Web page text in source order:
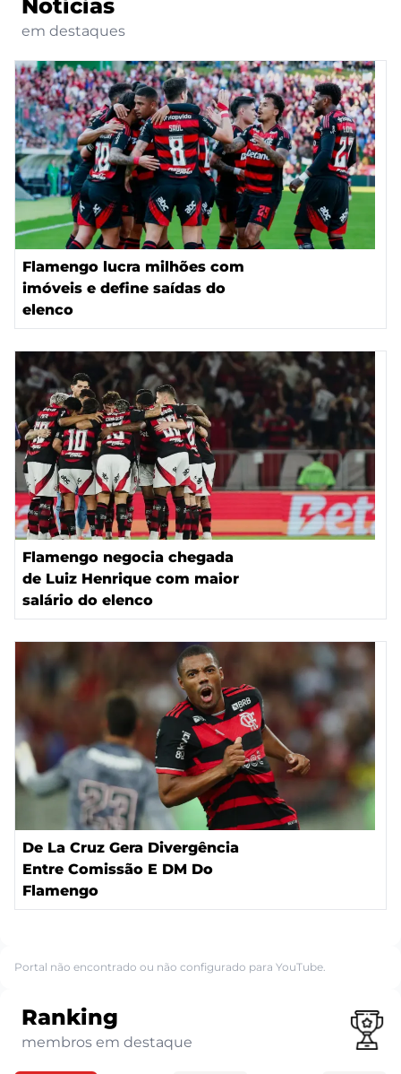
Notícias
em destaques
Flamengo lucra milhões com
imóveis e define saídas do
elenco
Flamengo negocia chegada
de Luiz Henrique com maior
salário do elenco
De La Cruz Gera Divergência
Entre Comissão E DM Do
Flamengo
Portal não encontrado ou não configurado para YouTube.
Ranking
membros em destaque